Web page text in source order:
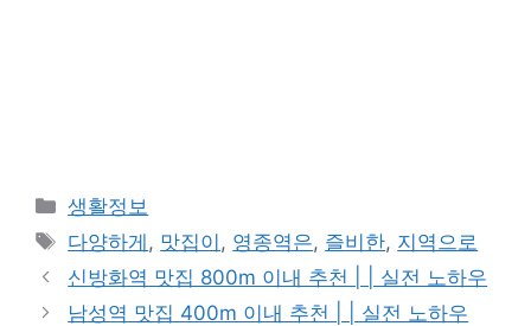
카
테
고
리
생활정보
태
그
다양하게 , 맛집이 , 영종역은, 즐비한, 지역으로
신방화역 맛집 800m 이내 추천 | | 실전 노하우
남성역 맛집 400m 이내 추천 | | 실전 노하우